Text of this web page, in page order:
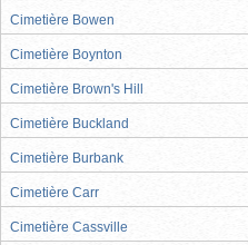
Cimetière Bowen
Cimetière Boynton
Cimetière Brown's Hill
Cimetière Buckland
Cimetière Burbank
Cimetière Carr
Cimetière Cassville